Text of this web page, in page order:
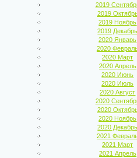
2019
2019
2019 Ноябрь
2019 Декабрь
2020 Январь
2020
2020 Март
2020 Апрель
2020 Июнь
2020 Июль
2020 Август
2020
2020
2020 Ноябрь
2020 Декабрь
2021
2021 Март
2021 Апрель